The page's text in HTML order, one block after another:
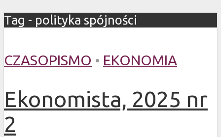
Tag - polityka spójności
CZASOPISMO • EKONOMIA
Ekonomista, 2025 nr
2